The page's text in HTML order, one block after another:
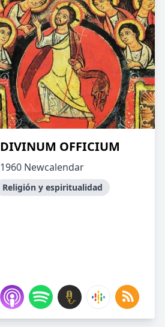
DIVINUM OFFICIUM
1960 Newcalendar
Religión y espiritualidad